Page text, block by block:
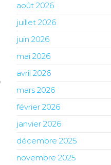
août 2026
juillet 2026
juin 2026
mai 2026
avril 2026
mars 2026
février 2026
janvier 2026
décembre 2025
novembre 2025